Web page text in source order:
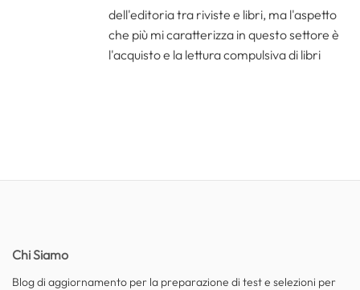
dell'editoria tra riviste e libri, ma l'aspetto
che più mi caratterizza in questo settore è
l'acquisto e la lettura compulsiva di libri
Chi Siamo
Blog di aggiornamento per la preparazione di test e selezioni per